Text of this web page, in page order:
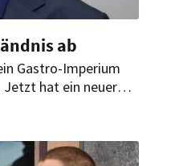
ab
Gastro-Imperium
Jetzt hat ein neuer